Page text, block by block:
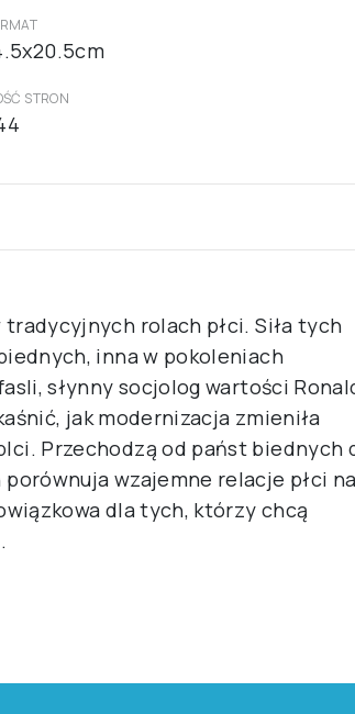
STRON
rolach płci. Siła tych
inna w pokoleniach
słynny socjolog wartości
jak modernizacja zmieniła
Przechodzą od państ biednych
wzajemne relacje płci na
dla tych, którzy chcą